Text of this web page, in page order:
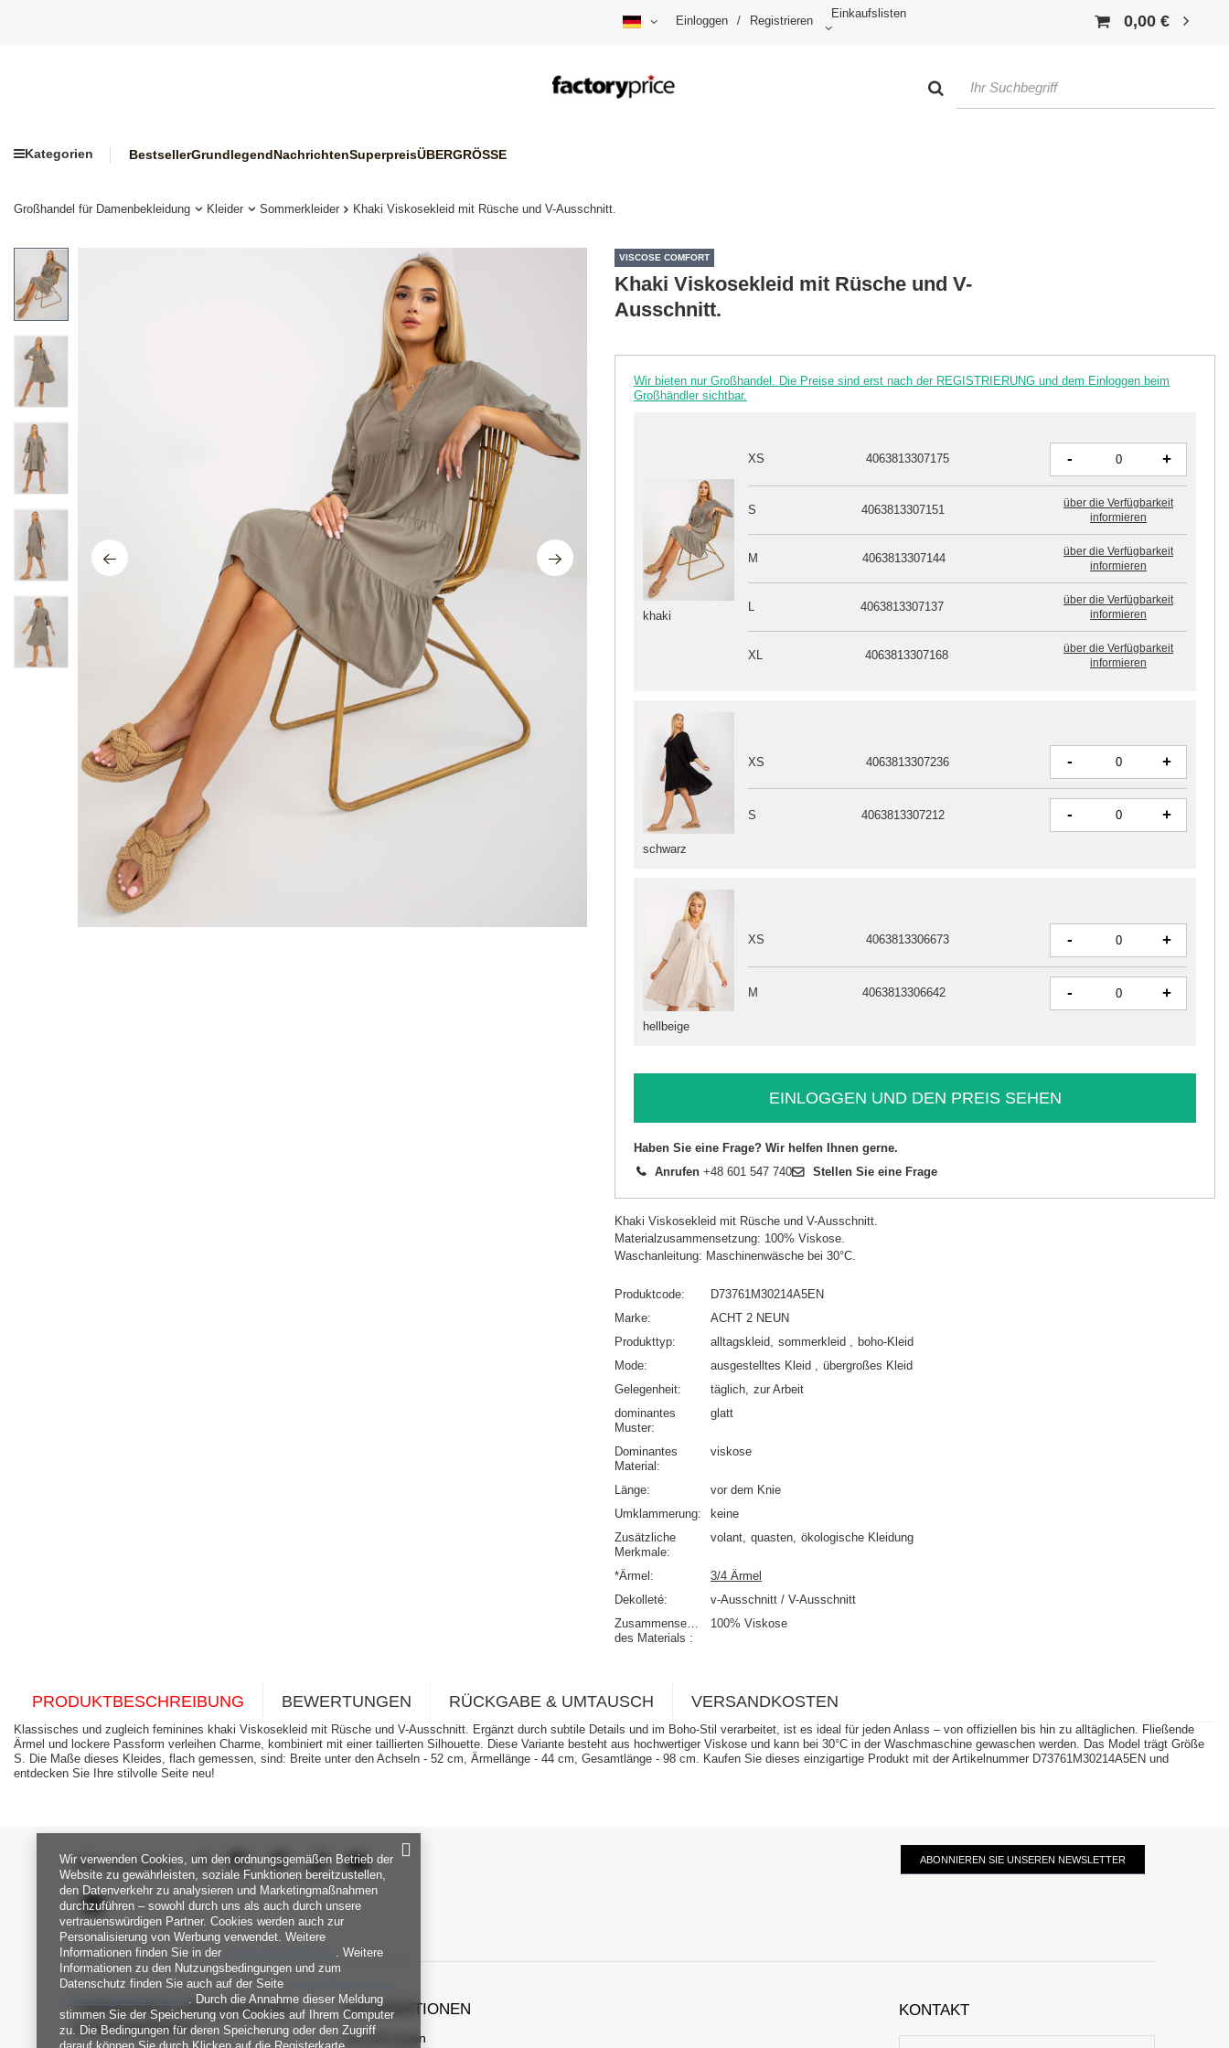
Einloggen / Registrieren
Einkaufslisten 0,00 €
Kategorien BestsellerGrundlegendNachrichtenSuperpreisÜBERGRÖSSE
Großhandel für Damenbekleidung Kleider Sommerkleider Khaki Viskosekleid mit Rüsche und V-Ausschnitt.
VISCOSE COMFORT
Khaki Viskosekleid mit Rüsche und V-
Ausschnitt.
Wir bieten nur Großhandel. Die Preise sind erst nach der REGISTRIERUNG und dem Einloggen beim
Großhändler sichtbar.
khaki
XS 4063813307175 - +
S 4063813307151
über die Verfügbarkeit
informieren
M 4063813307144
über die Verfügbarkeit
informieren
L 4063813307137
über die Verfügbarkeit
informieren
XL 4063813307168
über die Verfügbarkeit
informieren
schwarz
XS 4063813307236 - +
S 4063813307212 - +
hellbeige
XS 4063813306673 - +
M 4063813306642 - +
EINLOGGEN UND DEN PREIS SEHEN
Haben Sie eine Frage? Wir helfen Ihnen gerne.
Anrufen +48 601 547 740 Stellen Sie eine Frage
Khaki Viskosekleid mit Rüsche und V-Ausschnitt.
Materialzusammensetzung: 100% Viskose.
Waschanleitung: Maschinenwäsche bei 30°C.
Produktcode
D73761M30214A5EN
Marke
ACHT 2 NEUN
Produkttyp
alltagskleid sommerkleid
boho-Kleid
Mode
ausgestelltes Kleid
übergroßes Kleid
Gelegenheit
täglich zur Arbeit
dominantes
Muster
glatt
Dominantes
Material
viskose
Länge
vor dem Knie
Umklammerung
keine
Zusätzliche
Merkmale
volant quasten ökologische Kleidung
*Ärmel
3/4 Ärmel
Dekolleté
v-Ausschnitt / V-Ausschnitt
Zusammensetzung
des Materials
100% Viskose
PRODUKTBESCHREIBUNG BEWERTUNGEN RÜCKGABE & UMTAUSCH VERSANDKOSTEN
Klassisches und zugleich feminines khaki Viskosekleid mit Rüsche und V-Ausschnitt. Ergänzt durch subtile Details und im Boho-Stil verarbeitet, ist es ideal für jeden Anlass – von offiziellen bis hin zu alltäglichen. Fließende
Ärmel und lockere Passform verleihen Charme, kombiniert mit einer taillierten Silhouette. Diese Variante besteht aus hochwertiger Viskose und kann bei 30°C in der Waschmaschine gewaschen werden. Das Model trägt Größe
S. Die Maße dieses Kleides, flach gemessen, sind: Breite unter den Achseln - 52 cm, Ärmellänge - 44 cm, Gesamtlänge - 98 cm. Kaufen Sie dieses einzigartige Produkt mit der Artikelnummer D73761M30214A5EN und
entdecken Sie Ihre stilvolle Seite neu!
SEI UNS NAH ABONNIEREN SIE UNSEREN NEWSLETTER
FABRIKPREIS-GROSSHANDEL-K
UNDENDIENST
INFORMATIONEN
Verordnungen
KONTAKT
Wir verwenden Cookies, um den ordnungsgemäßen Betrieb der
Website zu gewährleisten, soziale Funktionen bereitzustellen,
den Datenverkehr zu analysieren und Marketingmaßnahmen
durchzuführen – sowohl durch uns als auch durch unsere
vertrauenswürdigen Partner. Cookies werden auch zur
Personalisierung von Werbung verwendet. Weitere
Informationen finden Sie in der
. Weitere
Informationen zu den Nutzungsbedingungen und zum
Datenschutz finden Sie auch auf der Seite
& Nutzungsbedingungen . Durch die Annahme dieser Meldung
stimmen Sie der Speicherung von Cookies auf Ihrem Computer
zu. Die Bedingungen für deren Speicherung oder den Zugriff